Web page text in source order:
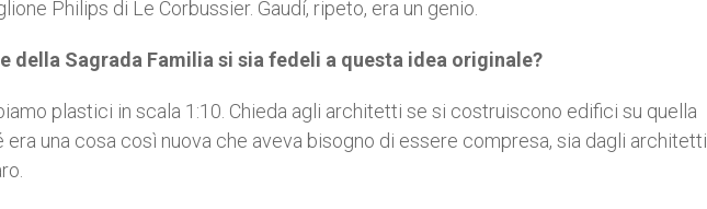
Philips di Le Corbussier. Gaudí, ripeto, era un genio.
della Sagrada Familia si sia fedeli a questa idea originale?
plastici in scala 1:10. Chieda agli architetti se si costruiscono edifici su quella
era una cosa così nuova che aveva bisogno di essere compresa, sia dagli architetti